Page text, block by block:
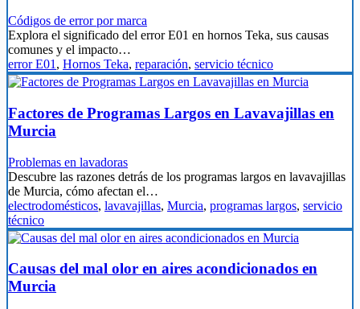
Códigos de error por marca
Explora el significado del error E01 en hornos Teka, sus causas
comunes y el impacto…
error E01 , Hornos Teka, reparación, servicio técnico
Factores de Programas Largos en Lavavajillas en
Murcia
Problemas en lavadoras
Descubre las razones detrás de los programas largos en lavavajillas
de Murcia, cómo afectan el…
electrodomésticos, lavavajillas, Murcia, programas largos, servicio
técnico
Causas del mal olor en aires acondicionados en
Murcia